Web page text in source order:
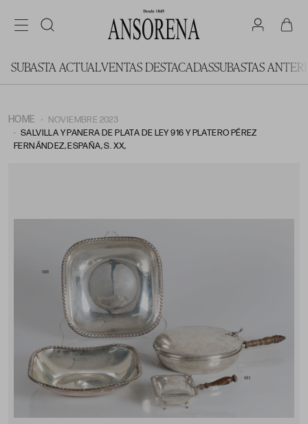
SUBASTA ACTUALVENTAS DESTACADASSUBASTAS
HOME
NOVIEMBRE 2023
SALVILLA Y PANERA DE PLATA DE LEY 916 Y PLATERO PÉREZ
FERNÁNDEZ, ESPAÑA, S. XX,